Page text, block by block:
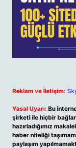
Reklam ve İletişim:
Yasal Uyarı: Bu
şirketi ile hiçbir
hazırladığımız
haber niteliği
paylaşım